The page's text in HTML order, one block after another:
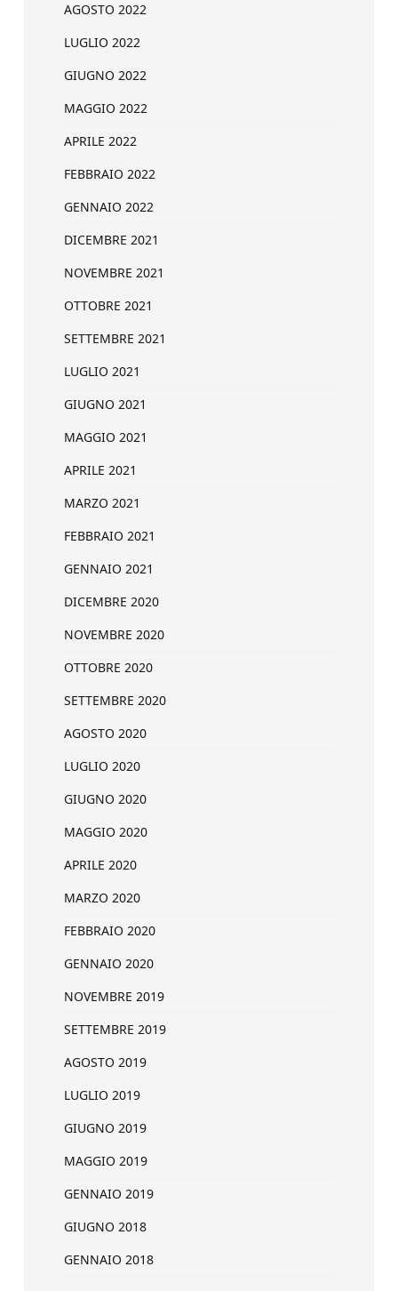
AGOSTO 2022
LUGLIO 2022
GIUGNO 2022
MAGGIO 2022
APRILE 2022
FEBBRAIO 2022
GENNAIO 2022
DICEMBRE 2021
NOVEMBRE 2021
OTTOBRE 2021
SETTEMBRE 2021
LUGLIO 2021
GIUGNO 2021
MAGGIO 2021
APRILE 2021
MARZO 2021
FEBBRAIO 2021
GENNAIO 2021
DICEMBRE 2020
NOVEMBRE 2020
OTTOBRE 2020
SETTEMBRE 2020
AGOSTO 2020
LUGLIO 2020
GIUGNO 2020
MAGGIO 2020
APRILE 2020
MARZO 2020
FEBBRAIO 2020
GENNAIO 2020
NOVEMBRE 2019
SETTEMBRE 2019
AGOSTO 2019
LUGLIO 2019
GIUGNO 2019
MAGGIO 2019
GENNAIO 2019
GIUGNO 2018
GENNAIO 2018